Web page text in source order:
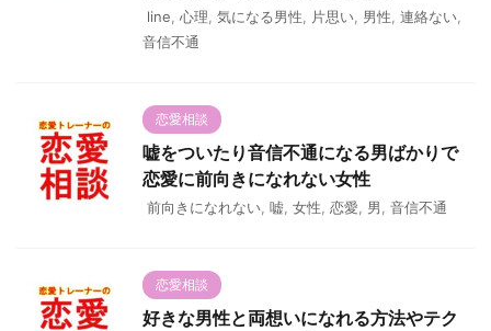
line 心理 気になる男性 片思い 男性 連絡ない
音信不通
恋愛相談
嘘をついたり音信不通になる男ばかりで
恋愛に前向きになれない女性
前向きになれない 嘘 女性 恋愛 男 音信不通
恋愛相談
好きな男性と両想いになれる方法やテク